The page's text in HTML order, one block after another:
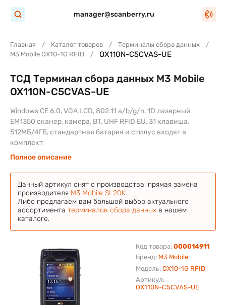
manager@scanberry.ru
Главная Каталог товаров
Терминалы сбора данных
M3 Mobile OX10-1G RFID
OX110N-C5CVAS-UE
Бренд: M3 Mobile
Модель: OX10-1G RFID
Код товара: 000014911
Артикул:
OX110N-C5CVAS-UE
ТСД Терминал сбора данных M3 Mobile
OX110N-C5CVAS-UE
Windows CE 6.0, VGA LCD, 802.11 a/b/g/n, 1D лазерный
EM1350 сканер, камера, BT, UHF RFID EU, 31 клавиша,
512МБ/4ГБ, стандартная батарея и стилус входят в
комплект
Полное описание
Данный артикул снят с производства, прямая замена
производителя M3 Mobile SL20K.
Либо предлагаем вам большой выбор актуального
ассортимента терминалов сбора данных в нашем
каталоге.